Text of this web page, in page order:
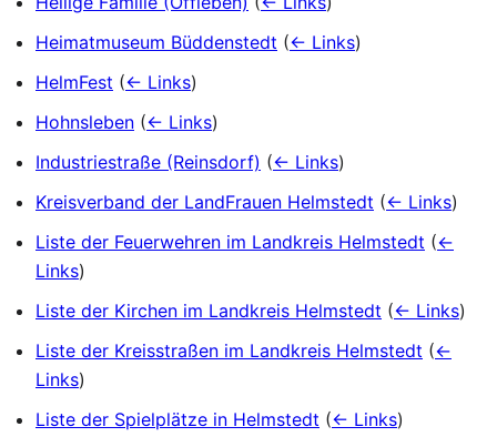
Heimatmuseum Büddenstedt (← Links)
HelmFest (← Links)
Hohnsleben (← Links)
Industriestraße (Reinsdorf) (← Links)
Kreisverband der LandFrauen Helmstedt (← Links)
Liste der Feuerwehren im Landkreis Helmstedt (←
Links)
Liste der Kirchen im Landkreis Helmstedt (← Links)
Liste der Kreisstraßen im Landkreis Helmstedt (←
Links)
Liste der Spielplätze in Helmstedt (← Links)